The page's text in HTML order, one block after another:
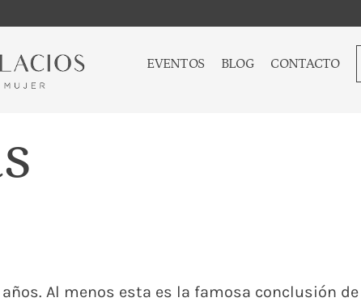
EVENTOS BLOG CONTACTO
Al menos esta es la famosa conclusión de